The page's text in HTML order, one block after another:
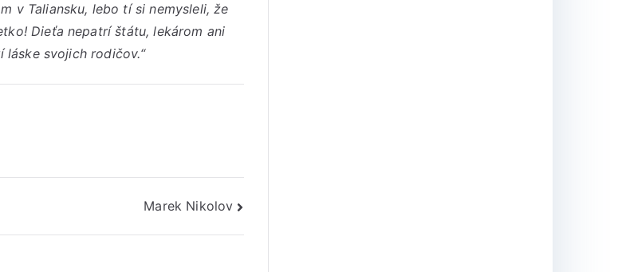
v Taliansku, lebo tí si nemysleli, že
Dieťa nepatrí štátu, lekárom ani
láske svojich rodičov.“
Marek Nikolov